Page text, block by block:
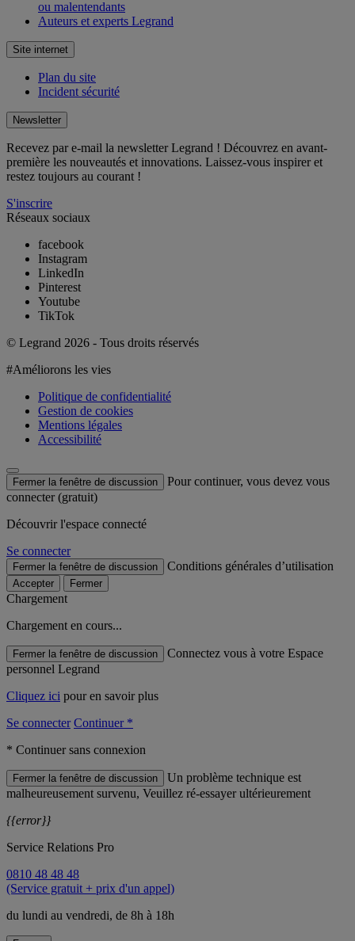
ou malentendants
Auteurs et experts Legrand
Site internet
Plan du site
Incident sécurité
Newsletter
Recevez par e-mail la newsletter Legrand ! Découvrez en avant-
première les nouveautés et innovations. Laissez-vous inspirer et
restez toujours au courant !
S'inscrire
Réseaux sociaux
facebook
Instagram
LinkedIn
Pinterest
Youtube
TikTok
© Legrand 2026 - Tous droits réservés
#Améliorons les vies
Politique de confidentialité
Gestion de cookies
Mentions légales
Accessibilité
Fermer la fenêtre de discussion
Pour continuer, vous devez vous
connecter (gratuit)
Découvrir l'espace connecté
Se connecter
Fermer la fenêtre de discussion Conditions générales d’utilisation
Accepter Fermer
Chargement
Chargement en cours...
Fermer la fenêtre de discussion
Connectez vous à votre Espace
personnel Legrand
Cliquez ici pour en savoir plus
Se connecter Continuer *
* Continuer sans connexion
Fermer la fenêtre de discussion
Un problème technique est
malheureusement survenu, Veuillez ré-essayer ultérieurement
{{error}}
Service Relations Pro
0810 48 48 48
(Service gratuit + prix d'un appel)
du lundi au vendredi, de 8h à 18h